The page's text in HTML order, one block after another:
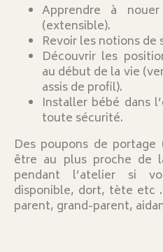
Apprendre à
(extensible).
Revoir les notions de
Découvrir les
au début de la vie
assis de profil).
Installer bébé dans
toute sécurité.
Des poupons de
être au plus proche de
pendant l’atelier si
disponible, dort, tète etc
parent, grand-parent,